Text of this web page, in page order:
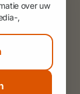
over uw
,